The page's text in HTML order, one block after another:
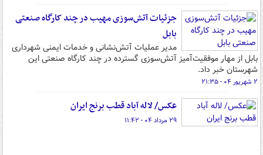
جزئیات آتش‌سوزی مهیب در چند کارگاه صنعتی
بابل
مدیر عملیات آتش‌نشانی و خدمات ایمنی شهرداری
بابل از مهار موفقیت‌آمیز آتش‌سوزی گسترده در چند کارگاه صنعتی این
شهرستان خبر داد.
۲ شهریور ۰۴ - ۲۱:۳۵
عکس/ لاله آباد قطب برنج ایران
۲۹ مرداد ۰۴ - ۱۱:۴۲